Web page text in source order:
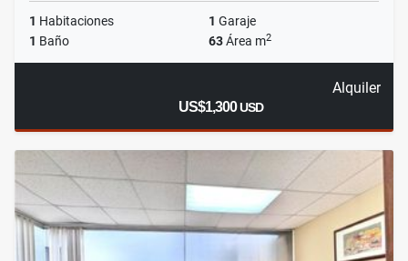
1 Habitaciones 1 Garaje
1 Baño 63Área m2
Alquiler
US$1,300USD